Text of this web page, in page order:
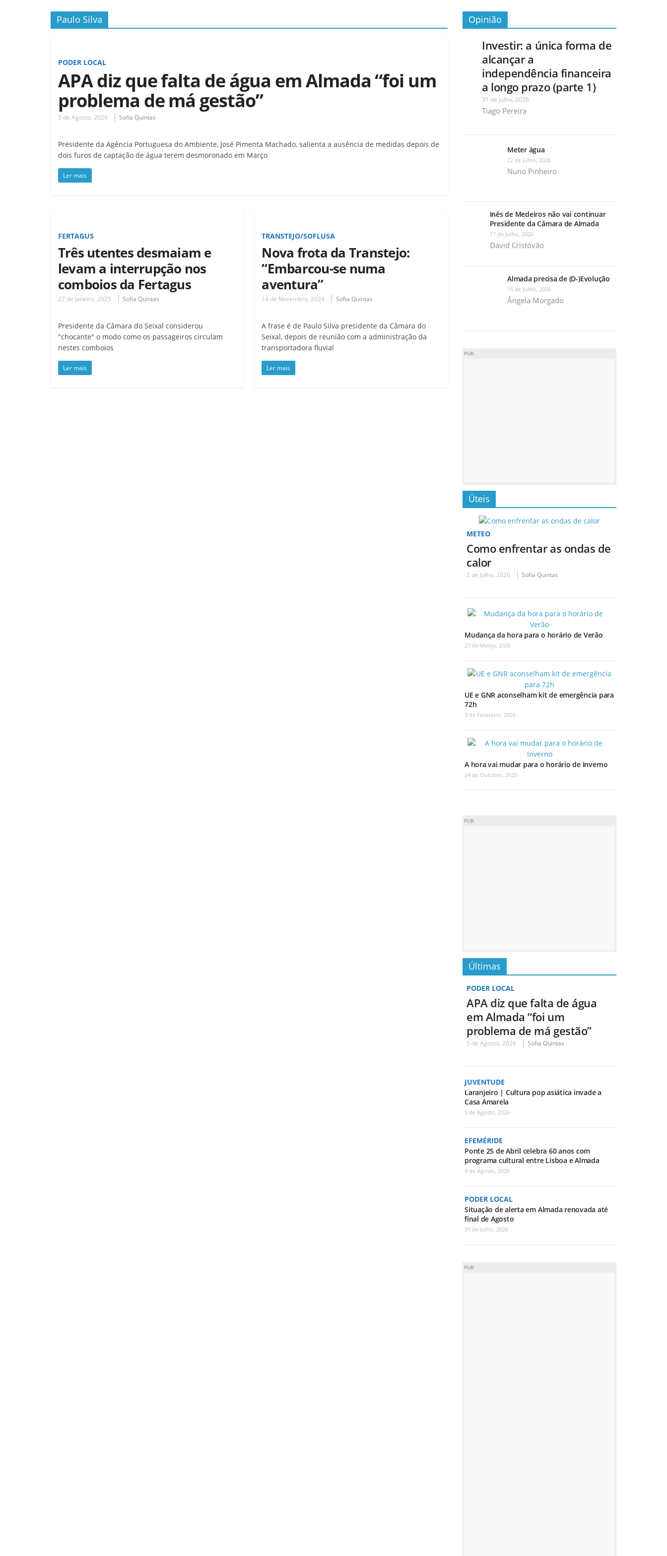
Paulo Silva
PODER LOCAL
APA diz que falta de água em Almada “foi um
problema de má gestão”
5 de Agosto, 2026 Sofia Quintas
Presidente da Agência Portuguesa do Ambiente, José Pimenta Machado, salienta a ausência de medidas depois de
dois furos de captação de água terem desmoronado em Março
Ler mais
FERTAGUS
Três utentes desmaiam e
levam a interrupção nos
comboios da Fertagus
27 de Janeiro, 2025 Sofia Quintas
Presidente da Câmara do Seixal considerou
"chocante" o modo como os passageiros circulam
nestes comboios
Ler mais
TRANSTEJO/SOFLUSA
Nova frota da Transtejo:
“Embarcou-se numa
aventura”
14 de Novembro, 2024 Sofia Quintas
A frase é de Paulo Silva presidente da Câmara do
Seixal, depois de reunião com a administração da
transportadora fluvial
Ler mais
Opinião
Investir: a única forma de
alcançar a
independência financeira
a longo prazo (parte 1)
31 de Julho, 2026
Tiago Pereira
Meter água
22 de Julho, 2026
Nuno Pinheiro
Inês de Medeiros não vai continuar
Presidente da Câmara de Almada
17 de Julho, 2026
David Cristóvão
Almada precisa de (D-)Evolução
15 de Julho, 2026
Ângela Morgado
PUB
Úteis
METEO
Como enfrentar as ondas de
calor
2 de Julho, 2026 Sofia Quintas
Mudança da hora para o horário de Verão
27 de Março, 2026
UE e GNR aconselham kit de emergência para
72h
3 de Fevereiro, 2026
A hora vai mudar para o horário de Inverno
24 de Outubro, 2025
PUB
Últimas
PODER LOCAL
APA diz que falta de água
em Almada “foi um
problema de má gestão”
5 de Agosto, 2026 Sofia Quintas
JUVENTUDE
Laranjeiro | Cultura pop asiática invade a
Casa Amarela
5 de Agosto, 2026
EFEMÉRIDE
Ponte 25 de Abril celebra 60 anos com
programa cultural entre Lisboa e Almada
4 de Agosto, 2026
PODER LOCAL
Situação de alerta em Almada renovada até
final de Agosto
31 de Julho, 2026
PUB